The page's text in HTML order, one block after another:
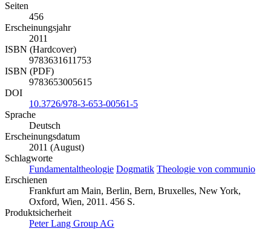
Seiten
456
Erscheinungsjahr
2011
ISBN (Hardcover)
9783631611753
ISBN (PDF)
9783653005615
DOI
10.3726/978-3-653-00561-5
Sprache
Deutsch
Erscheinungsdatum
2011 (August)
Schlagworte
Fundamentaltheologie Dogmatik Theologie von communio
Erschienen
Frankfurt am Main, Berlin, Bern, Bruxelles, New York,
Oxford, Wien, 2011. 456 S.
Produktsicherheit
Peter Lang Group AG